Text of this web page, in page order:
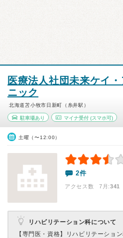
医療法人社団未来ケイ
ニック
北海道苫小牧市日新町（糸井駅）
駐車場あり マイナ受付(スマホ可)
土曜（〜12:00）
2件
アクセス数 7月:341
リハビリテーション科について
【専門医・資格】
リハビリテーショ